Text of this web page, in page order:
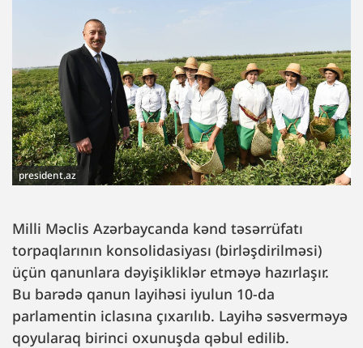
president.az
Milli Məclis Azərbaycanda kənd təsərrüfatı
torpaqlarının konsolidasiyası (birləşdirilməsi)
üçün qanunlara dəyişikliklər etməyə hazırlaşır.
Bu barədə qanun layihəsi iyulun 10-da
parlamentin iclasına çıxarılıb. Layihə səsverməyə
qoyularaq birinci oxunuşda qəbul edilib.